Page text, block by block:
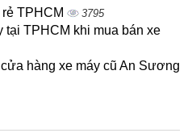
TPHCM 3795
tại TPHCM khi mua bán xe
hàng xe máy cũ An Sương